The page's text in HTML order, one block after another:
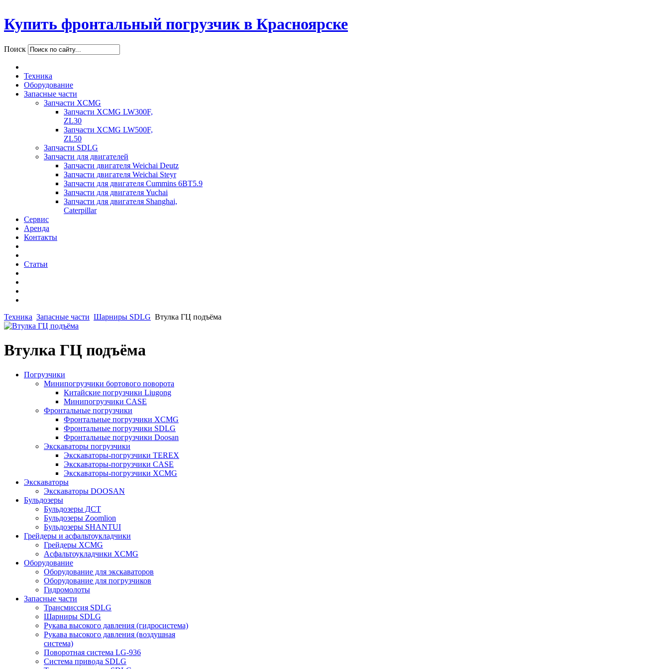
Купить фронтальный погрузчик в Красноярске
Поиск
Техника
Оборудование
Запасные части
Запчасти XCMG
Запчасти XCMG LW300F,
ZL30
Запчасти XCMG LW500F,
ZL50
Запчасти SDLG
Запчасти для двигателей
Запчасти двигателя Weichai Deutz
Запчасти двигателя Weichai Steyr
Запчасти для двигателя Cummins 6BT5.9
Запчасти для двигателя Yuchai
Запчасти для двигателя Shanghai,
Caterpillar
Сервис
Аренда
Контакты
Статьи
Техника Запасные части Шарниры SDLG Втулка ГЦ подъёма
Втулка ГЦ подъёма
Погрузчики
Минипогрузчики бортового поворота
Китайские погрузчики Liugong
Минипогрузчики CASE
Фронтальные погрузчики
Фронтальные погрузчики XCMG
Фронтальные погрузчики SDLG
Фронтальные погрузчики Doosan
Экскаваторы погрузчики
Экскаваторы-погрузчики TEREX
Экскаваторы-погрузчики CASE
Экскаваторы-погрузчики XCMG
Экскаваторы
Экскаваторы DOOSAN
Бульдозеры
Бульдозеры ДСТ
Бульдозеры Zoomlion
Бульдозеры SHANTUI
Грейдеры и асфальтоукладчики
Грейдеры XCMG
Асфальтоукладчики XCMG
Оборудование
Оборудование для экскаваторов
Оборудование для погрузчиков
Гидромолоты
Запасные части
Трансмиссия SDLG
Шарниры SDLG
Рукава высокого давления (гидросистема)
Рукава высокого давления (воздушная
система)
Поворотная система LG-936
Система привода SDLG